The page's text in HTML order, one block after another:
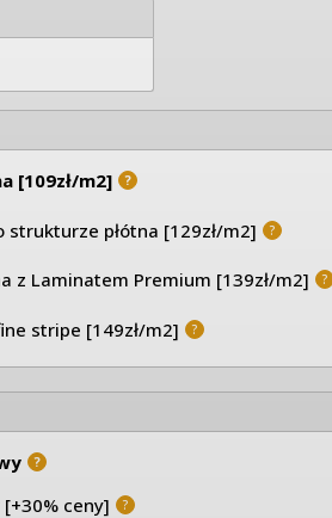
[109zł/m2] ?
strukturze płótna [129zł/m2] ?
z Laminatem Premium [139zł/m2] ?
stripe [149zł/m2] ?
?
ceny] ?